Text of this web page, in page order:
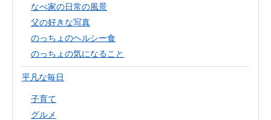
なべ家の日常の風景
父の好きな写真
のっちょのヘルシー食
のっちょの気になること
平凡な毎日
子育て
グルメ